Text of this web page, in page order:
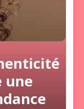
une